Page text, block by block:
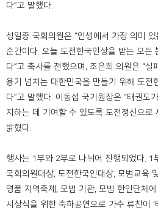
다”고 말했다.
성일종 국회의원은 “인생에서 가장 의미
순간이다. 오늘 도전한국인상을 받는 모든
다”고 축사를 전했으며, 조은희 의원은 “
용기 넘치는 대한민국을 만들기 위해 도전
다”고 말했다. 이동섭 국기원장은 “태권도
지하는 데 기여할 수 있도록 도전정신으로
밝혔다.
행사는 1부와 2부로 나뉘어 진행되었다. 1
국회의원대상, 도전한국인대상, 모범교육
명품 지역축제, 모범 기관, 모범 한인단체
시상식을 위한 축하공연으로 가수 류찬이 ‘